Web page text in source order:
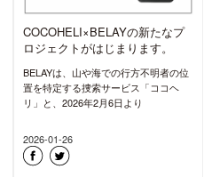
COCOHELI×BELAYの新たなプ
ロジェクトがはじまります。
BELAYは、山や海での行方不明者の位
置を特定する捜索サービス「ココヘ
リ」と、2026年2月6日より
2026-01-26